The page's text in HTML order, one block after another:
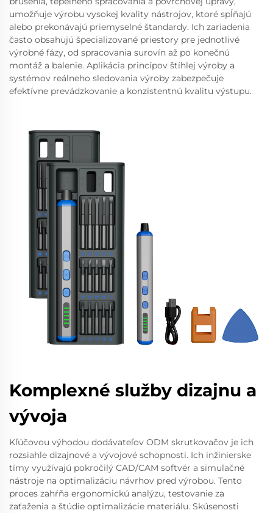
umožňuje výrobu vysokej kvality nástrojov, ktoré spĺňajú
alebo prekonávajú priemyselné štandardy. Ich zariadenia
často obsahujú špecializované priestory pre jednotlivé
výrobné fázy, od spracovania surovín až po konečnú
montáž a balenie. Aplikácia princípov štíhlej výroby a
systémov reálneho sledovania výroby zabezpečuje
efektívne prevádzkovanie a konzistentnú kvalitu výstupu.
Komplexné služby dizajnu a
vývoja
Kľúčovou výhodou dodávateľov ODM skrutkovačov je ich
rozsiahle dizajnové a vývojové schopnosti. Ich inžinierske
tímy využívajú pokročilý CAD/CAM softvér a simulačné
nástroje na optimalizáciu návrhov pred výrobou. Tento
proces zahŕňa ergonomickú analýzu, testovanie za
zaťaženia a štúdie optimalizácie materiálu. Skúsenosti